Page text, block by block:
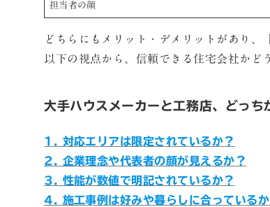
担当者の顔
どちらにもメリット・デメリットがあり、
以下の視点から、信頼できる住宅会社かど
大手ハウスメーカーと工務店、どっち
1. 対応エリアは限定されているか？
2. 企業理念や代表者の顔が見えるか？
3. 性能が数値で明記されているか？
4. 施工事例は好みや暮らしに合っているか